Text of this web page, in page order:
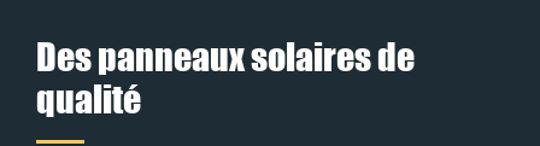
Des panneaux solaires de
qualité